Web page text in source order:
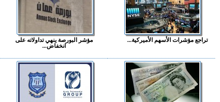
تراجع مؤشرات الأسهم الأميركية...
مؤشر البورصة ينهي تداولاته على
انخفاض...